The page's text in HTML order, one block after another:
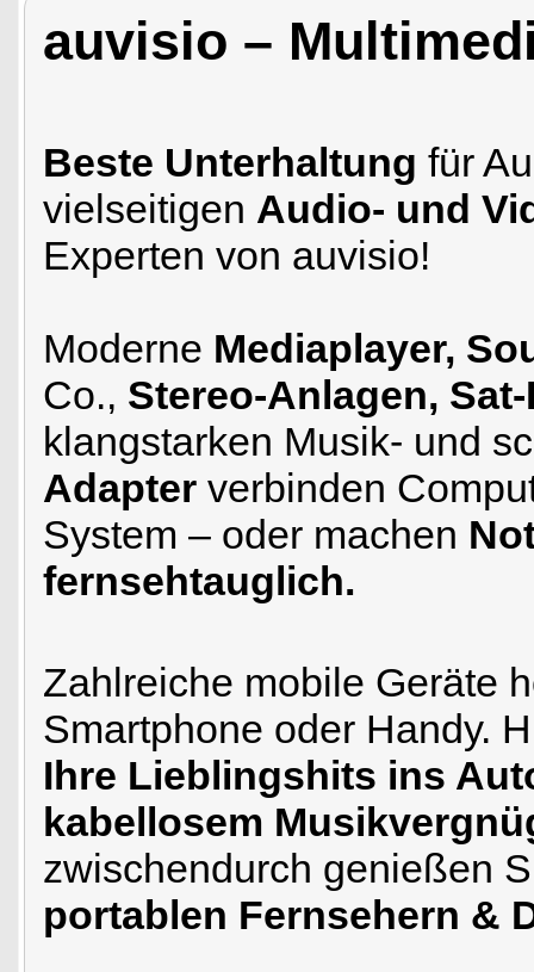
auvisio –
Beste Unterhaltung für
vielseitigen Audio- und
Experten von auvisio!
Moderne Mediaplayer,
Co., Stereo-Anlagen,
klangstarken Musik- und
Adapter verbinden
System – oder machen
fernsehtauglich.
Zahlreiche mobile Geräte
Smartphone oder Handy.
Ihre Lieblingshits ins
kabellosem
zwischendurch genießen
portablen Fernsehern &